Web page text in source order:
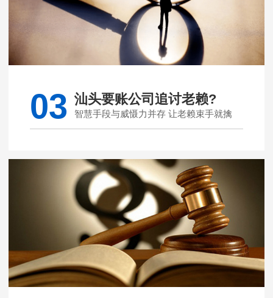
03 汕头要账公司追讨老赖?
智慧手段与威慑力并存 让老赖束手就擒